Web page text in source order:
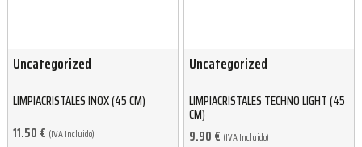
Uncategorized
LIMPIACRISTALES INOX (45 CM)
11.50 € (IVA Incluido)
Uncategorized
LIMPIACRISTALES TECHNO LIGHT (45
CM)
9.90 € (IVA Incluido)